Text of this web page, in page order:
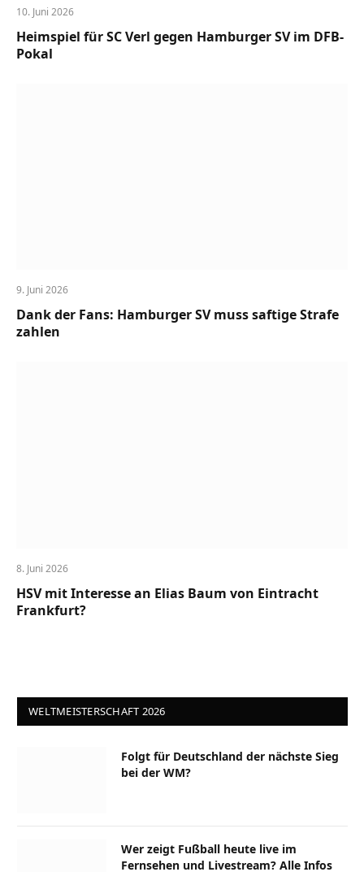
10. Juni 2026
Heimspiel für SC Verl gegen Hamburger SV im DFB-
Pokal
9. Juni 2026
Dank der Fans: Hamburger SV muss saftige Strafe
zahlen
8. Juni 2026
HSV mit Interesse an Elias Baum von Eintracht
Frankfurt?
WELTMEISTERSCHAFT 2026
Folgt für Deutschland der nächste Sieg
bei der WM?
Wer zeigt Fußball heute live im
Fernsehen und Livestream? Alle Infos